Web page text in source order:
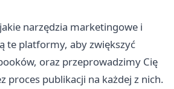
narzędzia marketingowe i
te platformy, aby zwiększyć
oraz przeprowadzimy Cię
proces publikacji na każdej z nich.